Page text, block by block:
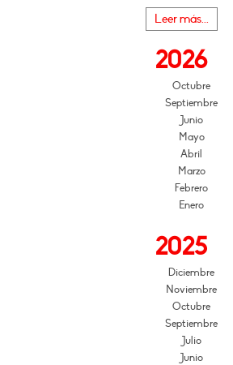
Leer más...
2026
Octubre
Septiembre
Junio
Mayo
Abril
Marzo
Febrero
Enero
2025
Diciembre
Noviembre
Octubre
Septiembre
Julio
Junio